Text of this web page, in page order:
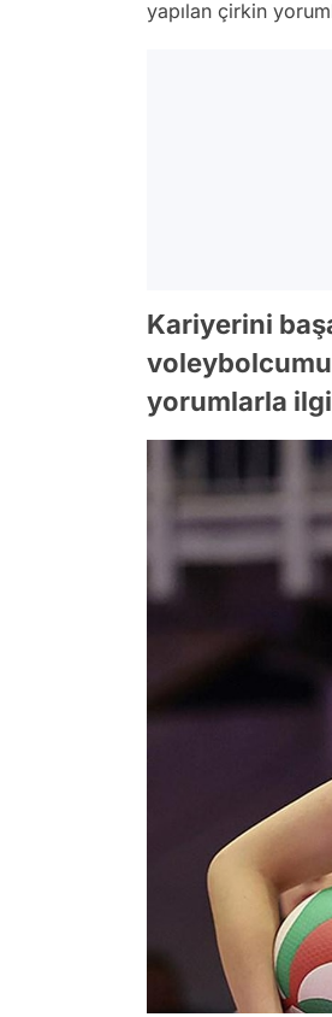
yapılan çirkin
Kariyerini
yorumlarla